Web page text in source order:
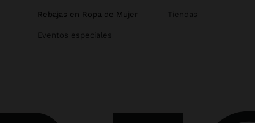
Rebajas en Ropa de Mujer
Eventos especiales
Tiendas